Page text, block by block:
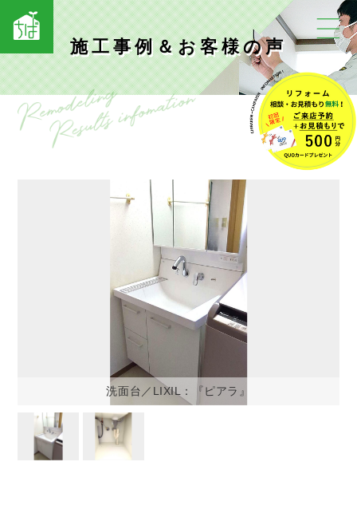
施工事例＆お客様の声
洗面台／LIXIL：『ピアラ』